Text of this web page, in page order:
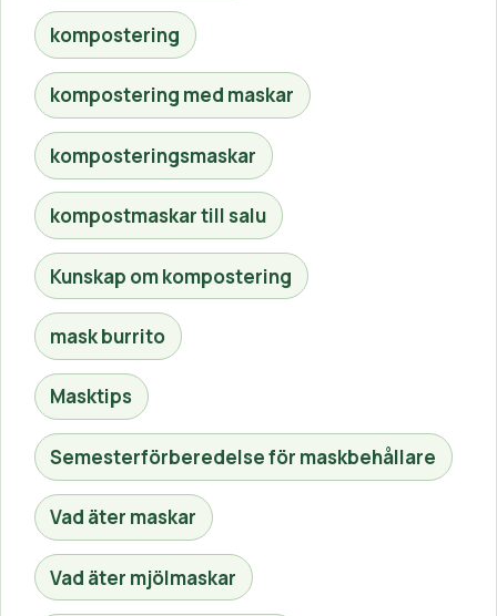
kompostering
kompostering med maskar
komposteringsmaskar
kompostmaskar till salu
Kunskap om kompostering
mask burrito
Masktips
Semesterförberedelse för maskbehållare
Vad äter maskar
Vad äter mjölmaskar